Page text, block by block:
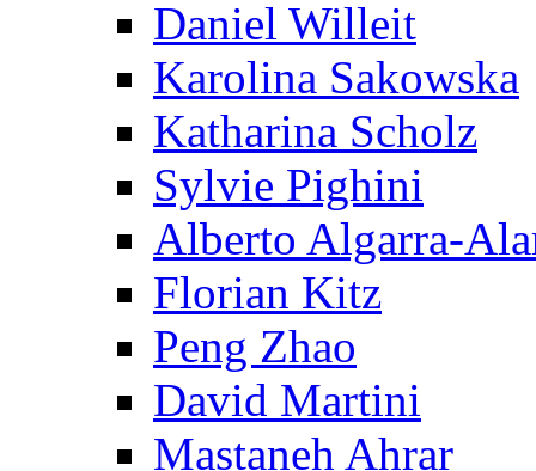
Daniel Willeit
Karolina Sakowska
Katharina Scholz
Sylvie Pighini
Alberto Algarra-
Florian Kitz
Peng Zhao
David Martini
Mastaneh Ahrar